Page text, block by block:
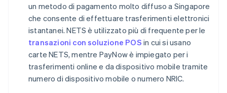
un metodo di pagamento molto diffuso a Singapore
che consente di effettuare trasferimenti elettronici
istantanei. NETS è utilizzato più di frequente per le
transazioni con soluzione POS in cui si usano
carte NETS, mentre PayNow è impiegato per i
trasferimenti online e da dispositivo mobile tramite
numero di dispositivo mobile o numero NRIC.